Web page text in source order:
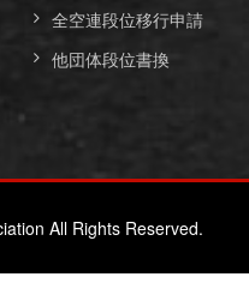
全空連段位移行申請
他団体段位書換
All Rights Reserved.